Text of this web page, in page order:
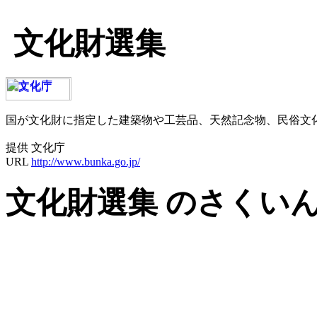
文化財選集
国が文化財に指定した建築物や工芸品、天然記念物、民俗文
提供 文化庁
URL http://www.bunka.go.jp/
文化財選集 のさくい